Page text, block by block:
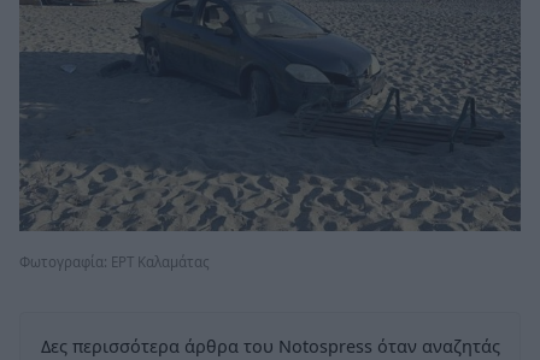
Φωτογραφία: ΕΡΤ Καλαμάτας
Δες περισσότερα άρθρα του Notospress όταν αναζητάς